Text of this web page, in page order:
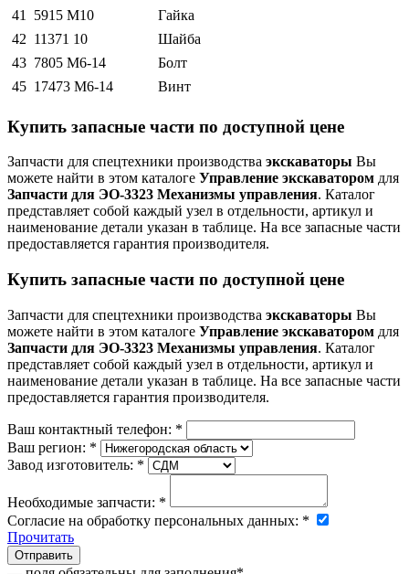
41
5915 М10
Гайка
42 11371 10
Шайба
43 7805 М6-14
Болт
45 17473 М6-14 Винт
Купить запасные части по доступной цене
Запчасти для спецтехники производства экскаваторы Вы
можете найти в этом каталоге Управление экскаватором для
Запчасти для ЭО-3323 Механизмы управления. Каталог
представляет собой каждый узел в отдельности, артикул и
наименование детали указан в таблице. На все запасные части
предоставляется гарантия производителя.
Купить запасные части по доступной цене
Запчасти для спецтехники производства экскаваторы Вы
можете найти в этом каталоге Управление экскаватором для
Запчасти для ЭО-3323 Механизмы управления. Каталог
представляет собой каждый узел в отдельности, артикул и
наименование детали указан в таблице. На все запасные части
предоставляется гарантия производителя.
Ваш контактный телефон: *
Ваш регион: *
Завод изготовитель: *
Необходимые запчасти: *
Согласие на обработку персональных данных: *
Прочитать